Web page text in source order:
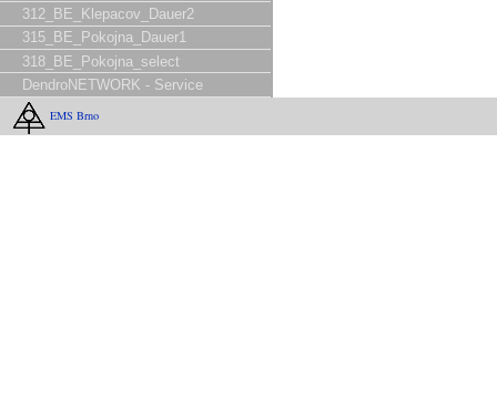
312_BE_Klepacov_Dauer2
315_BE_Pokojna_Dauer1
318_BE_Pokojna_select
DendroNETWORK - Service
EMS Brno